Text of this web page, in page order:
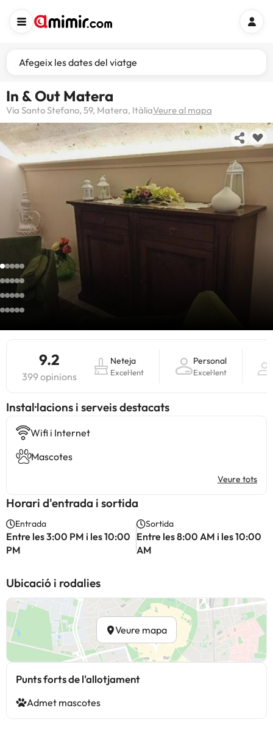
Afegeix les dates del viatge
In & Out Matera
Via Santo Stefano, 59, Matera, ItàliaVeure al mapa
9.2
399 opinions
Neteja
Excel·lent
Personal
Excel·lent
Instal·lacions i serveis destacats
Wifi i Internet
Mascotes
Veure tots
Horari d'entrada i sortida
Entrada
Entre les 3:00 PM i les 10:00
PM
Sortida
Entre les 8:00 AM i les 10:00
AM
Ubicació i rodalies
Veure mapa
Punts forts de l'allotjament
Admet mascotes